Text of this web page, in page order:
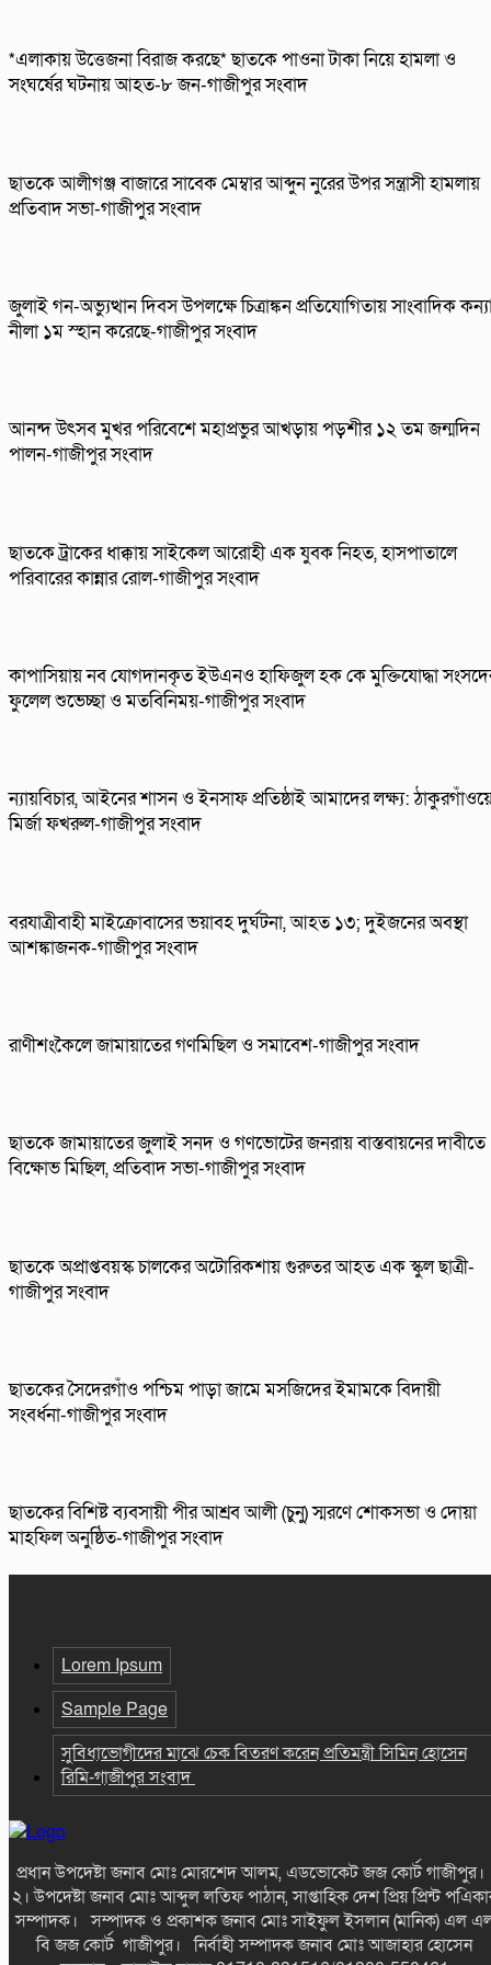
*এলাকায় উত্তেজনা বিরাজ করছে* ছাতকে পাওনা টাকা নিয়ে হামলা ও
সংঘর্ষের ঘটনায় আহত-৮ জন-গাজীপুর সংবাদ
ছাতকে আলীগঞ্জ বাজারে সাবেক মেম্বার আব্দুন নুরের উপর সন্ত্রাসী হামলায়
প্রতিবাদ সভা-গাজীপুর সংবাদ
জুলাই গন-অভ্যুত্থান দিবস উপলক্ষে চিত্রাঙ্কন প্রতিযোগিতায় সাংবাদিক
নীলা ১ম স্হান করেছে-গাজীপুর সংবাদ
আনন্দ উৎসব মুখর পরিবেশে মহাপ্রভুর আখড়ায় পড়শীর ১২ তম জন্মদিন
পালন-গাজীপুর সংবাদ
ছাতকে ট্রাকের ধাক্কায় সাইকেল আরোহী এক যুবক নিহত, হাসপাতালে
পরিবারের কান্নার রোল-গাজীপুর সংবাদ
কাপাসিয়ায় নব যোগদানকৃত ইউএনও হাফিজুল হক কে মুক্তিযোদ্ধা
ফুলেল শুভেচ্ছা ও মতবিনিময়-গাজীপুর সংবাদ
ন্যায়বিচার, আইনের শাসন ও ইনসাফ প্রতিষ্ঠাই আমাদের লক্ষ্য:
মির্জা ফখরুল-গাজীপুর সংবাদ
বরযাত্রীবাহী মাইক্রোবাসের ভয়াবহ দুর্ঘটনা, আহত ১৩; দুইজনের অবস্থা
আশঙ্কাজনক-গাজীপুর সংবাদ
রাণীশংকৈলে জামায়াতের গণমিছিল ও সমাবেশ-গাজীপুর সংবাদ
ছাতকে জামায়াতের জুলাই সনদ ও গণভোটের জনরায় বাস্তবায়নের দাবীতে
বিক্ষোভ মিছিল, প্রতিবাদ সভা-গাজীপুর সংবাদ
ছাতকে অপ্রাপ্তবয়স্ক চালকের অটোরিকশায় গুরুতর আহত এক স্কুল ছাত্রী-
গাজীপুর সংবাদ
ছাতকের সৈদেরগাঁও পশ্চিম পাড়া জামে মসজিদের ইমামকে বিদায়ী
সংবর্ধনা-গাজীপুর সংবাদ
ছাতকের বিশিষ্ট ব্যবসায়ী পীর আশ্রব আলী (চুনু) স্মরণে শোকসভা ও দোয়া
মাহফিল অনুষ্ঠিত-গাজীপুর সংবাদ
Lorem Ipsum
Sample Page
সুবিধাভোগীদের মাঝে চেক বিতরণ করেন প্রতিমন্ত্রী সিমিন হোসেন
রিমি-গাজীপুর সংবাদ
প্রধান উপদেষ্টা জনাব মোঃ মোরশেদ আলম, এডভোকেট জজ কোর্ট
২। উপদেষ্টা জনাব মোঃ আব্দুল লতিফ পাঠান, সাপ্তাহিক দেশ প্রিয় প্রিন্ট
সম্পাদক। সম্পাদক ও প্রকাশক জনাব মোঃ সাইফুল ইসলান (মানিক) এল
বি জজ কোর্ট গাজীপুর। নির্বাহী সম্পাদক জনাব মোঃ আজাহার হোসেন